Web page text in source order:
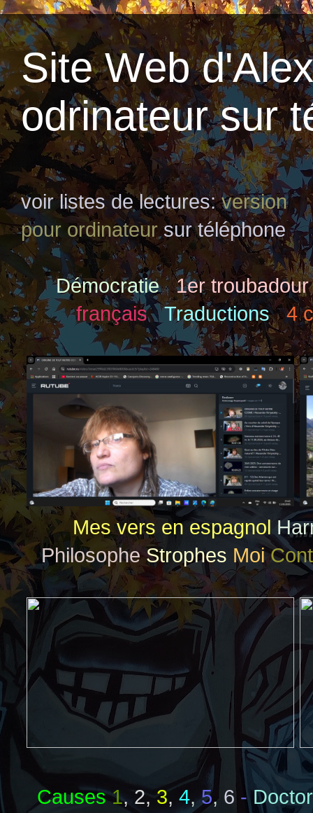
Site Web
odrinateur sur
voir listes de lectures:version
pour ordinateur sur téléphone
Démocratie
1er troubadour
français
Traductions 4
Mes vers en espagnol
Philosophe Strophes Moi
Causes 1, 2, 3, 4,5, 6 -